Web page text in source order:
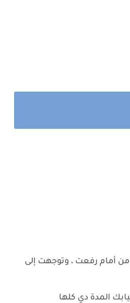
من أمام رفعت ، وتوجهت إلى
المدة دي كلها